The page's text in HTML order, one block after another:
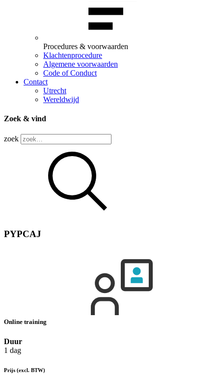
Procedures & voorwaarden
Klachtenprocedure
Algemene voorwaarden
Code of Conduct
Contact
Utrecht
Wereldwijd
Zoek & vind
zoek
PYPCAJ
Online training
Duur
1 dag
Prijs (excl. BTW)